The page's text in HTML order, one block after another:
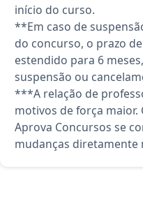
início do curso.
**Em caso de
do concurso, o prazo
estendido para 6
suspensão ou
***A relação de
motivos de força
Aprova Concursos se
mudanças diretamente